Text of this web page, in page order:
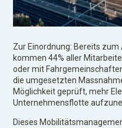
Zur Einordnung: Bereits
kommen 44% aller
oder mit
die umgesetzten
Möglichkeit geprüft, mehr
Unternehmensflotte
Dieses